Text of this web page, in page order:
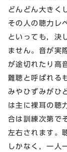
どんどん大きく
その人の聴力レ
といっても，決
ません。音が実
が途切れたり高
難聴と呼ばれる
みやひずみがひ
は主に裸耳の聴
合は訓練次第で
左右されます。
しかなく，一人